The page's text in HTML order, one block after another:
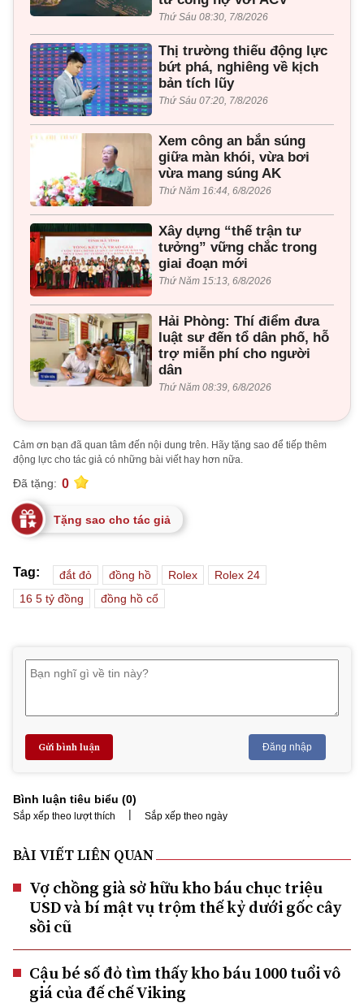
Thứ Sáu 08:30, 7/8/2026
Thị trường thiếu động lực
bứt phá, nghiêng về kịch
bản tích lũy
Thứ Sáu 07:20, 7/8/2026
Xem công an bắn súng
giữa màn khói, vừa bơi
vừa mang súng AK
Thứ Năm 16:44, 6/8/2026
Xây dựng “thế trận tư
tưởng” vững chắc trong
giai đoạn mới
Thứ Năm 15:13, 6/8/2026
Hải Phòng: Thí điểm đưa
luật sư đến tổ dân phố, hỗ
trợ miễn phí cho người
dân
Thứ Năm 08:39, 6/8/2026
Cảm ơn bạn đã quan tâm đến nội dung trên. Hãy tặng sao để tiếp thêm
động lực cho tác giả có những bài viết hay hơn nữa.
Đã tặng: 0
Tặng sao cho tác giả
Tag: đắt đỏ đồng hồ Rolex
Rolex 24
16 5 tỷ đồng
đồng hồ cổ
Gửi bình luận Đăng nhập
Bình luận tiêu biểu (0)
Sắp xếp theo lượt thích | Sắp xếp theo ngày
BÀI VIẾT LIÊN QUAN
Vợ chồng già sở hữu kho báu chục triệu
USD và bí mật vụ trộm thế kỷ dưới gốc cây
sồi cũ
Cậu bé số đỏ tìm thấy kho báu 1000 tuổi vô
giá của đế chế Viking